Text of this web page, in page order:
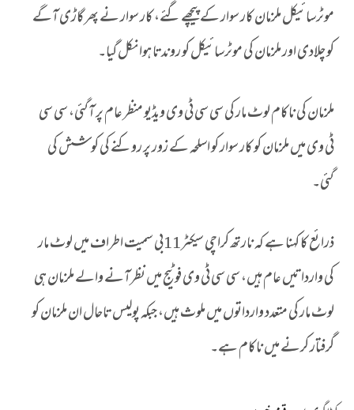
موٹرسائیکل ملزمان کار سوار کے پیچھے گئے، کار سوار نے پھر گاڑی آگے
کو چلادی اور ملزمان کی موٹرسائیکل کو روندتا ہوا نکل گیا۔
ملزمان کی ناکام لوٹ مار کی سی سی ٹی وی ویڈیو منظر عام پر آگئی، سی سی
ٹی وی میں ملزمان کو کار سوار کو اسلحہ کے زور پر روکنے کی کوشش کی
گئی۔
ذرائع کا کہنا ہے کہ نارتھ کراچی سیکٹر11بی سمیت اطراف میں لوٹ مار
کی وارداتیں عام ہیں، سی سی ٹی وی فوٹیج میں نظرآنے والے ملزمان ہی
لوٹ مار کی متعدد وارداتوں میں ملوث ہیں، جبکہ پولیس تاحال ان ملزمان کو
گرفتار کرنے میں ناکام ہے۔